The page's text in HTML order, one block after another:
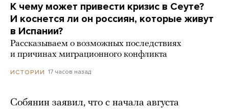
К чему может привести кризис в Сеуте?
И коснется ли он россиян, которые живут
в Испании?
Рассказываем о возможных последствиях
и причинах миграционного конфликта
ИСТОРИИ 17 часов назад
Собянин заявил, что с начала августа